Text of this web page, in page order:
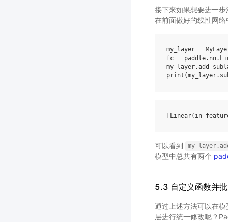
接下来如果想要进一
在前面做好的线性网
my_layer =
fc = paddle. nn.
my_layer.
print (my_layer.
[Linear(
可以看到
模型中总共有两个
5.3 自定义函数并
通过上述方法可以在
层进行统一修改呢？